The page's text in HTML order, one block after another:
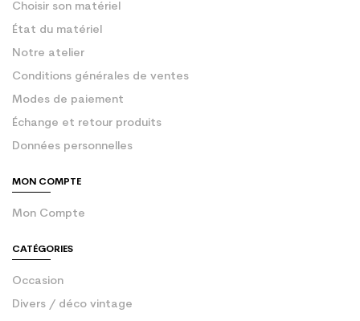
Choisir son matériel
État du matériel
Notre atelier
Conditions générales de ventes
Modes de paiement
Échange et retour produits
Données personnelles
MON COMPTE
Mon Compte
CATÉGORIES
Occasion
Divers / déco vintage